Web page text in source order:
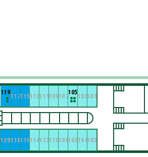
101
102
103
104
105
106
107
108
109
110
111
112
113
114
115
116
117
118
119
120